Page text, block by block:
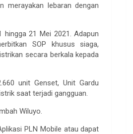
merayakan lebaran dengan
21 Mei 2021. Adapun
SOP khusus siaga,
secara berkala kepada
unit Genset, Unit Gardu
saat terjadi gangguan.
Wiluyo.
PLN Mobile atau dapat